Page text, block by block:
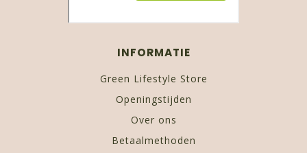
INFORMATIE
Green Lifestyle Store
Openingstijden
Over ons
Betaalmethoden